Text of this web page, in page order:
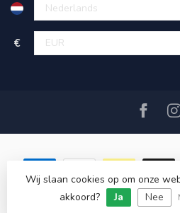
€
© Copyright 2026 SAIL360
Wij slaan cookies op om onze
akkoord?
Ja Nee